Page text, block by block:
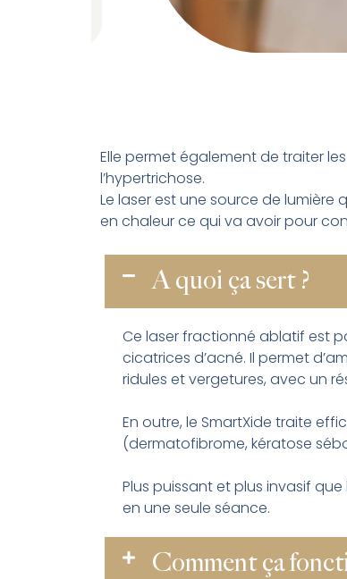
Elle permet également de traiter
l’hypertrichose.
Le laser est une source de
en chaleur ce qui va avoir pour
A quoi ça sert ?
Ce laser fractionné ablatif est
cicatrices d’acné. Il permet
ridules et vergetures, avec un
En outre, le SmartXide traite
(dermatofibrome, kératose
Plus puissant et plus invasif
en une seule séance.
Comment ça